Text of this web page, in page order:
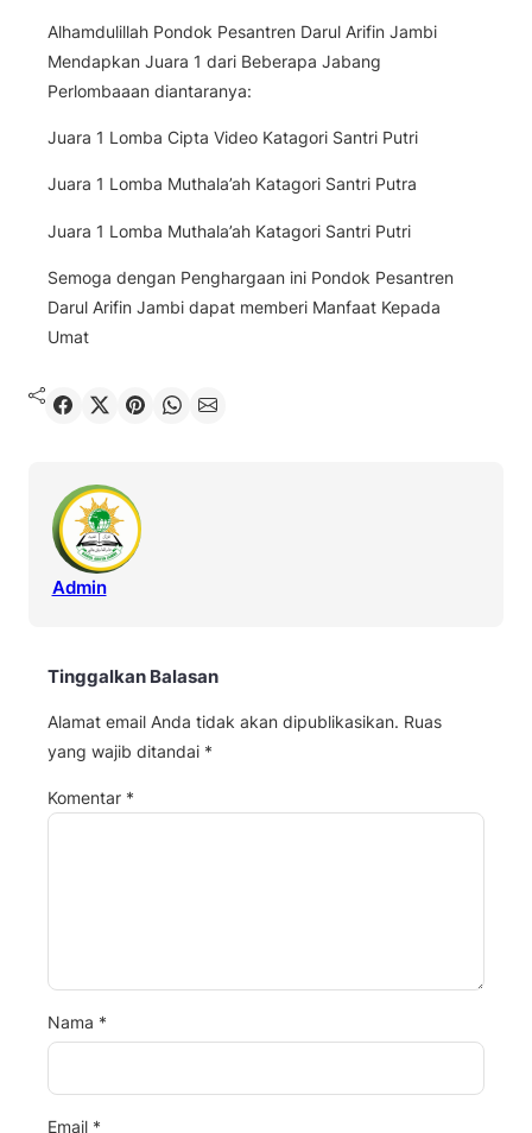
Alhamdulillah Pondok Pesantren Darul Arifin Jambi
Mendapkan Juara 1 dari Beberapa Jabang
Perlombaaan diantaranya:
Juara 1 Lomba Cipta Video Katagori Santri Putri
Juara 1 Lomba Muthala’ah Katagori Santri Putra
Juara 1 Lomba Muthala’ah Katagori Santri Putri
Semoga dengan Penghargaan ini Pondok Pesantren
Darul Arifin Jambi dapat memberi Manfaat Kepada
Umat
Shared Share on X Pin It Send on WhatsApp Send on Email
Admin
Tinggalkan Balasan
Alamat email Anda tidak akan dipublikasikan. Ruas
yang wajib ditandai *
Komentar *
Nama *
Email *